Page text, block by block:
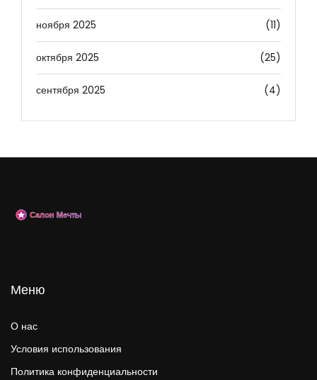
ноября 2025 (11)
октября 2025 (25)
сентября 2025 (4)
Меню
О нас
Условия использования
Политика конфиденциальности